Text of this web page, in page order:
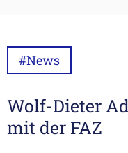
#News
Wolf-Dieter
mit der FAZ